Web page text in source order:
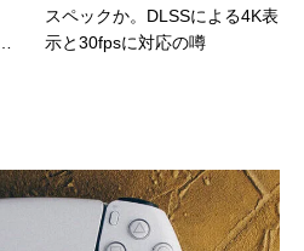
スペックか。DLSSによる4K表
示と30fpsに対応の噂